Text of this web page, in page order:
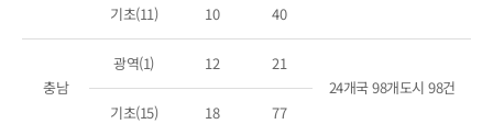
기초(11)
10 40
충남
광역(1) 12
21
24개국 98개도시 98건
기초(15)
18 77